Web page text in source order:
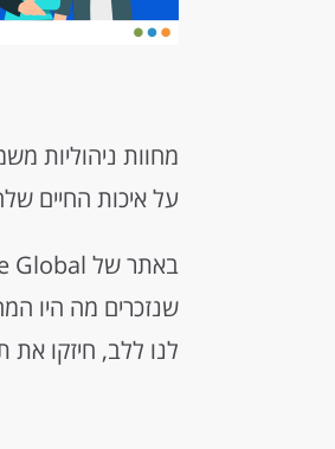
מחוות ניהוליות
על איכות החיים
שנזכרים מה היו
לנו ללב, חיזקו את